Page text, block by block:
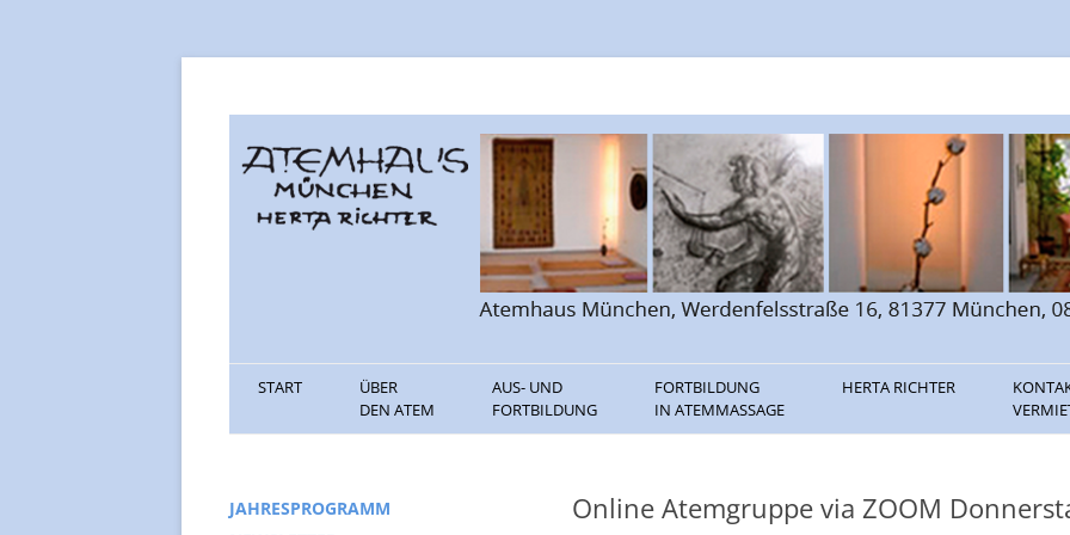
Atemhaus München
START
ÜBER
DEN ATEM
AUS- UND
FORTBILDUNG
FORTBILDUNG
IN ATEMMASSAGE
HERTA RICHTER
Online Atemgruppe via ZOOM
JAHRESPROGRAMM